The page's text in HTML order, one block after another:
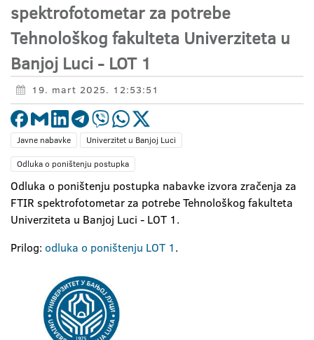
spektrofotometar za potrebe
Tehnološkog fakulteta Univerziteta u
Banjoj Luci - LOT 1
19. mart 2025. 12:53:51
Javne nabavke
Univerzitet u Banjoj Luci
Odluka o poništenju postupka
Odluka o poništenju postupka nabavke izvora zračenja za
FTIR spektrofotometar za potrebe Tehnološkog fakulteta
Univerziteta u Banjoj Luci - LOT 1.
Prilog: odluka o poništenju LOT 1.